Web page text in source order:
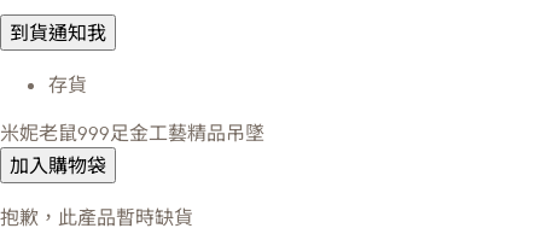
到貨通知我
存貨
米妮老鼠999足金工藝精品吊墜
加入購物袋
抱歉，此產品暫時缺貨